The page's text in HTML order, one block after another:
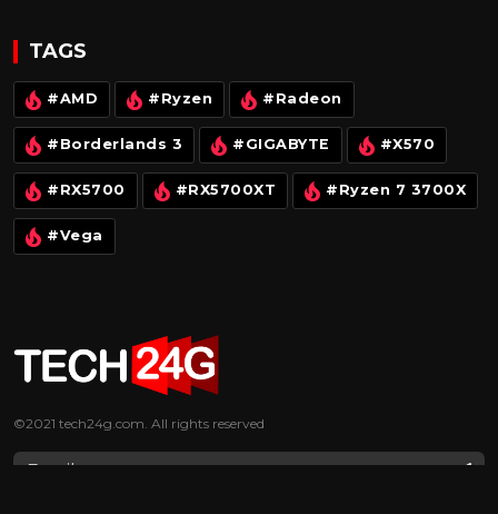
TAGS
#AMD #Ryzen #Radeon
#Borderlands 3 #GIGABYTE #X570
#RX5700 #RX5700XT #Ryzen 7 3700X
#Vega
©2021 tech24g.com . All rights reserved